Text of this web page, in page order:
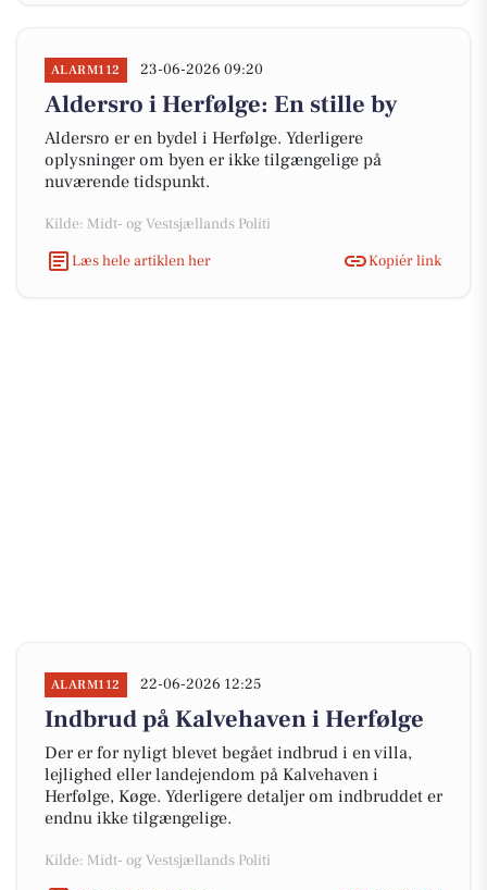
ALARM112 23-06-2026 09:20
Aldersro i Herfølge: En stille by
Aldersro er en bydel i Herfølge. Yderligere
oplysninger om byen er ikke tilgængelige på
nuværende tidspunkt.
Kilde: Midt- og Vestsjællands Politi
Læs hele artiklen her
Kopiér link
ALARM112 22-06-2026 12:25
Indbrud på Kalvehaven i Herfølge
Der er for nyligt blevet begået indbrud i en villa,
lejlighed eller landejendom på Kalvehaven i
Herfølge, Køge. Yderligere detaljer om indbruddet er
endnu ikke tilgængelige.
Kilde: Midt- og Vestsjællands Politi